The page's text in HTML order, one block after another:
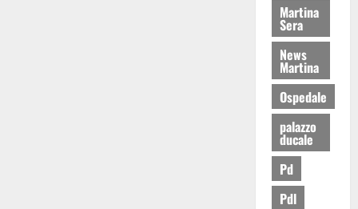
Martina
Sera
News
Martina
Ospedale
palazzo
ducale
Pd
Pdl